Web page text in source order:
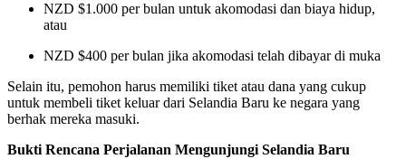
NZD $1.000 per bulan untuk akomodasi dan biaya hidup,
atau
NZD $400 per bulan jika akomodasi telah dibayar di muka
Selain itu, pemohon harus memiliki tiket atau dana yang cukup
untuk membeli tiket keluar dari Selandia Baru ke negara yang
berhak mereka masuki.
Bukti Rencana Perjalanan Mengunjungi Selandia Baru